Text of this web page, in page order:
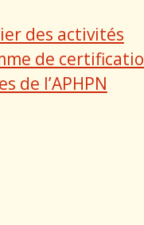
des activités
de
de l’APHPN